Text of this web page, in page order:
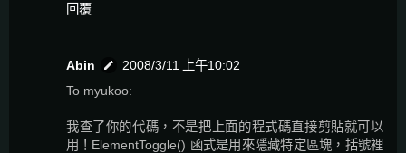
回覆
Abin
2008/3/11 上午10:02
To myukoo:
我查了你的代碼，不是把上面的程式碼直接剪貼就可以
用！ElementToggle() 函式是用來隱藏特定區塊，括號裡